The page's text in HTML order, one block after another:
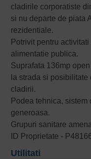
cladirile corporatiste
si nu departe de piata
rezidentiale.
Potrivit pentru
alimentatie publica.
Suprafata 136mp
la strada si
cladirii.
Podea tehnica,
generoasa.
Grupuri sanitare
ID Proprietate -
Utilitati